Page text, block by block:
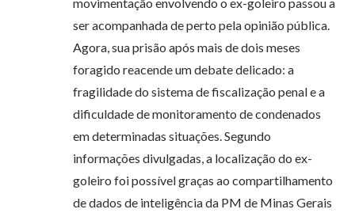
ser acompanhada de perto pela opinião pública.
Agora, sua prisão após mais de dois meses
foragido reacende um debate delicado: a
fragilidade do sistema de fiscalização penal e a
dificuldade de monitoramento de condenados
em determinadas situações. Segundo
informações divulgadas, a localização do ex-
goleiro foi possível graças ao compartilhamento
de dados de inteligência da PM de Minas Gerais